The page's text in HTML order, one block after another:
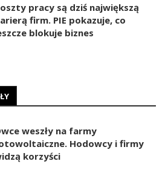
pracy są dziś największą
firm. PIE pokazuje, co
blokuje biznes
weszły na farmy
Hodowcy i firmy
korzyści